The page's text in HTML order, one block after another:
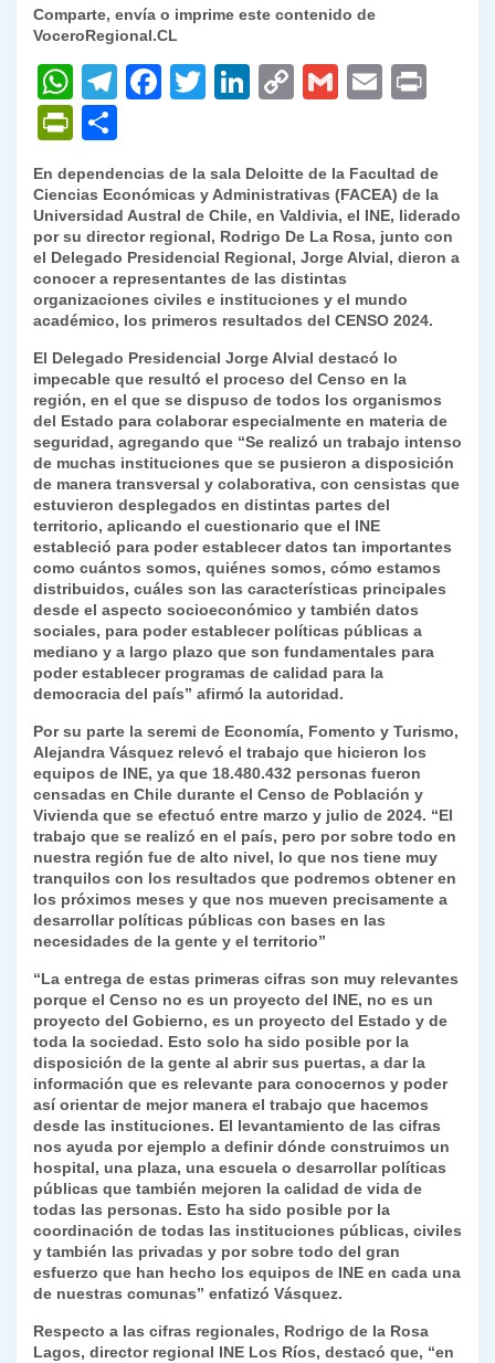
Comparte, envía o imprime este contenido de
VoceroRegional.CL
W
h
at
s
A
p
p
T
gr
a
m
F
e
b
o
o
k
T
er
Li
e
dI
n
C
y
Li
n
k
G
l
E
l
P
nt
Fr
ie
n
dl
y
m
p
ar
tir
En dependencias de la sala Deloitte de la Facultad de
Ciencias Económicas y Administrativas (FACEA) de la
Universidad Austral de Chile, en Valdivia, el INE, liderado
por su director regional, Rodrigo De La Rosa, junto con
el Delegado Presidencial Regional, Jorge Alvial, dieron a
conocer a representantes de las distintas
organizaciones civiles e instituciones y el mundo
académico, los primeros resultados del CENSO 2024.
El Delegado Presidencial Jorge Alvial destacó lo
impecable que resultó el proceso del Censo en la
región, en el que se dispuso de todos los organismos
del Estado para colaborar especialmente en materia de
seguridad, agregando que “Se realizó un trabajo intenso
de muchas instituciones que se pusieron a disposición
de manera transversal y colaborativa, con censistas que
estuvieron desplegados en distintas partes del
territorio, aplicando el cuestionario que el INE
estableció para poder establecer datos tan importantes
como cuántos somos, quiénes somos, cómo estamos
distribuidos, cuáles son las características principales
desde el aspecto socioeconómico y también datos
sociales, para poder establecer políticas públicas a
mediano y a largo plazo que son fundamentales para
poder establecer programas de calidad para la
democracia del país” afirmó la autoridad.
Por su parte la seremi de Economía, Fomento y Turismo,
Alejandra Vásquez relevó el trabajo que hicieron los
equipos de INE, ya que 18.480.432 personas fueron
censadas en Chile durante el Censo de Población y
Vivienda que se efectuó entre marzo y julio de 2024. “El
trabajo que se realizó en el país, pero por sobre todo en
nuestra región fue de alto nivel, lo que nos tiene muy
tranquilos con los resultados que podremos obtener en
los próximos meses y que nos mueven precisamente a
desarrollar políticas públicas con bases en las
necesidades de la gente y el territorio”
“La entrega de estas primeras cifras son muy relevantes
porque el Censo no es un proyecto del INE, no es un
proyecto del Gobierno, es un proyecto del Estado y de
toda la sociedad. Esto solo ha sido posible por la
disposición de la gente al abrir sus puertas, a dar la
información que es relevante para conocernos y poder
así orientar de mejor manera el trabajo que hacemos
desde las instituciones. El levantamiento de las cifras
nos ayuda por ejemplo a definir dónde construimos un
hospital, una plaza, una escuela o desarrollar políticas
públicas que también mejoren la calidad de vida de
todas las personas. Esto ha sido posible por la
coordinación de todas las instituciones públicas, civiles
y también las privadas y por sobre todo del gran
esfuerzo que han hecho los equipos de INE en cada una
de nuestras comunas” enfatizó Vásquez.
Respecto a las cifras regionales, Rodrigo de la Rosa
Lagos, director regional INE Los Ríos, destacó que, “en